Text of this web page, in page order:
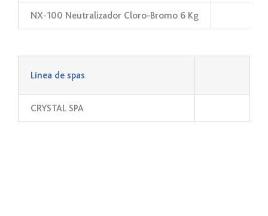
NX-100 Neutralizador Cloro-Bromo 6 Kg
Línea de spas
CRYSTAL SPA